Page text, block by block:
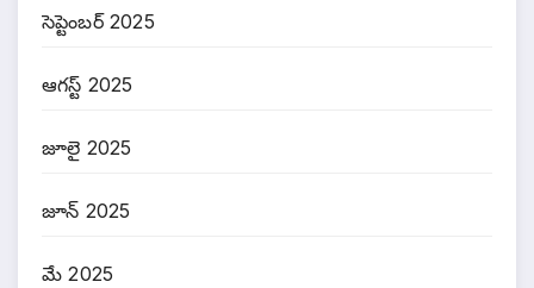
సెప్టెంబర్ 2025
ఆగస్ట్ 2025
జూలై 2025
జూన్ 2025
మే 2025